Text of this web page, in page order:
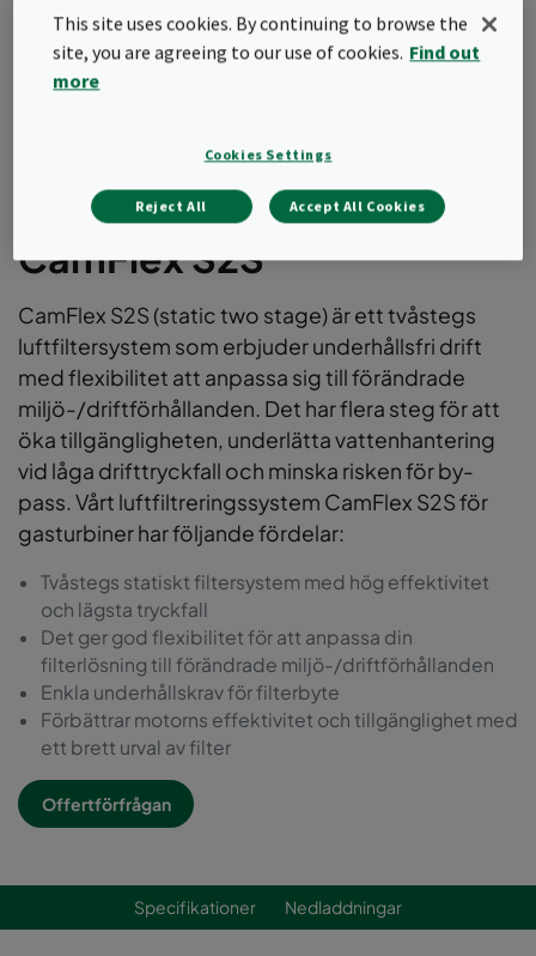
CamFlex S2S
CamFlex S2S (static two stage) är ett tvåstegs
luftfiltersystem som erbjuder underhållsfri drift
med flexibilitet att anpassa sig till förändrade
miljö-/driftförhållanden. Det har flera steg för att
öka tillgängligheten, underlätta vattenhantering
vid låga drifttryckfall och minska risken för by-
pass. Vårt luftfiltreringssystem CamFlex S2S för
gasturbiner har följande fördelar:
Tvåstegs statiskt filtersystem med hög effektivitet
och lägsta tryckfall
Det ger god flexibilitet för att anpassa din
filterlösning till förändrade miljö-/driftförhållanden
Enkla underhållskrav för filterbyte
Förbättrar motorns effektivitet och tillgänglighet med
ett brett urval av filter
Offertförfrågan
Specifikationer Nedladdningar
This site uses cookies. By continuing to browse the
site, you are agreeing to our use of cookies. Find out
more
Cookies Settings
Reject All Accept All Cookies